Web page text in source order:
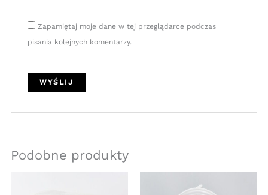
Zapamiętaj moje dane w tej przeglądarce podczas
pisania kolejnych komentarzy.
Podobne produkty